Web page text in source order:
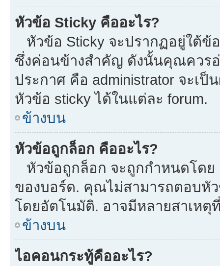
หัวข้อ Sticky คืออะไร?
หัวข้อ Sticky จะปรากฏอยู่ใต้ข้
ซึ่งค่อนข้างสำคัญ ดังนั้นคุณควรอ่
ประกาศ คือ administrator จะเ
หัวข้อ sticky ได้ในแต่ละ forum.
ข้างบน
หัวข้อถูกล็อก คืออะไร?
หัวข้อถูกล็อก จะถูกกำหนดโดย
ของบอร์ด. คุณไม่สามารถตอบหั
โดยอัตโนมัติ. อาจมีหลายสาเหตุ
ข้างบน
ไอคอนกระทู้คืออะไร?